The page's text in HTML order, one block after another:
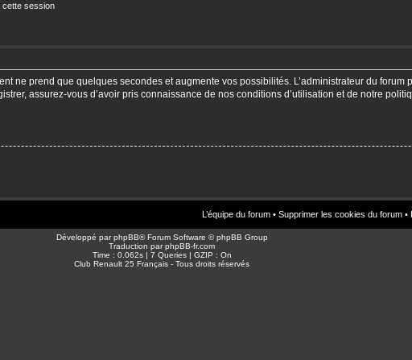
cette session
ne prend que quelques secondes et augmente vos possibilités. L’administrateur du
assurez-vous d’avoir pris connaissance de nos conditions d’utilisation et de notre
L’équipe du forum • Supprimer les cookies du forum •
Développé parphpBB® Forum Software © phpBB Group
Traduction parphpBB-fr.com
Time : 0.062s | 7 Queries | GZIP : On
Club Renault 25 Français - Tous droits réservés